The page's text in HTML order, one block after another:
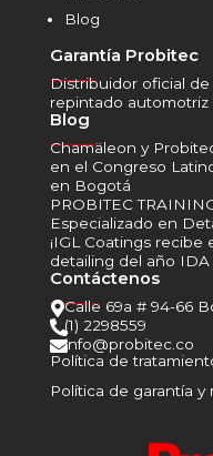
Blog
Garantía Probitec
______
Distribuidor oficial
repintado
Blog
______
Chamäleon y
en el Congreso
en Bogotá
PROBITEC
Especializado en
¡IGL Coatings
detailing del año IDA
Contáctenos
______
Calle 69a # 94-66
(1) 2298559
info@probitec.co
Política de
Política de garantía